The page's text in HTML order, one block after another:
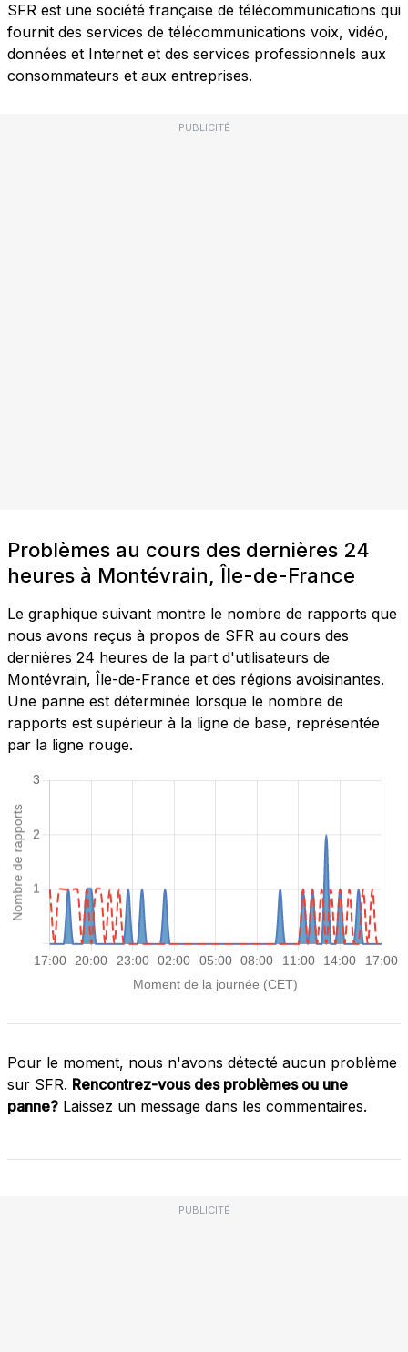
SFR est une société française de télécommunications qui
fournit des services de télécommunications voix, vidéo,
données et Internet et des services professionnels aux
consommateurs et aux entreprises.
PUBLICITÉ
Problèmes au cours des dernières 24
heures à Montévrain, Île-de-France
Le graphique suivant montre le nombre de rapports que
nous avons reçus à propos de SFR au cours des
dernières 24 heures de la part d'utilisateurs de
Montévrain, Île-de-France et des régions avoisinantes.
Une panne est déterminée lorsque le nombre de
rapports est supérieur à la ligne de base, représentée
par la ligne rouge.
Pour le moment, nous n'avons détecté aucun problème
sur SFR. Rencontrez-vous des problèmes ou une
panne? Laissez un message dans les commentaires.
PUBLICITÉ